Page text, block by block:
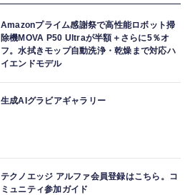
Amazonプライム感謝祭で高性能ロボット掃
除機MOVA P50 Ultraが半額＋さらに5％オ
フ。水拭きモップ自動洗浄・乾燥まで対応ハ
イエンドモデル
生成AIグラビアギャラリー
テクノエッジ アルファ会員登録はこちら。コ
ミュニティ参加ガイド